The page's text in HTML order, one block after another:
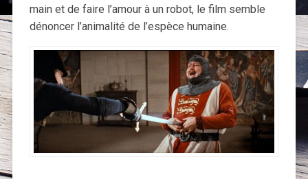
main et de faire l’amour à un robot, le film semble
dénoncer l’animalité de l’espèce humaine.